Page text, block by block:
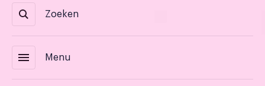
Zoeken
menu Menu